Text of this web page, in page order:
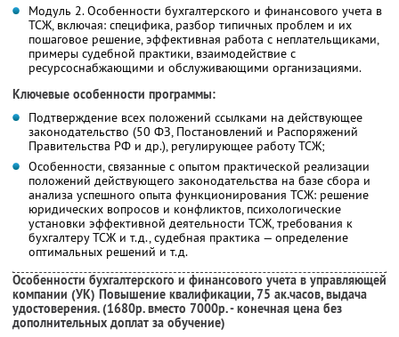
Модуль 2. Особенности бухгалтерского и финансового учета в
ТСЖ, включая: специфика, разбор типичных проблем и их
пошаговое решение, эффективная работа с неплательщиками,
примеры судебной практики, взаимодействие с
ресурсоснабжающими и обслуживающими организациями.
Ключевые особенности программы:
Подтверждение всех положений ссылками на действующее
законодательство (50 ФЗ, Постановлений и Распоряжений
Правительства РФ и др.), регулирующее работу ТСЖ;
Особенности, связанные с опытом практической реализации
положений действующего законодательства на базе сбора и
анализа успешного опыта функционирования ТСЖ: решение
юридических вопросов и конфликтов, психологические
установки эффективной деятельности ТСЖ, требования к
бухгалтеру ТСЖ и т.д., судебная практика — определение
оптимальных решений и т.д.
Особенности бухгалтерского и финансового учета в управляющей
компании (УК) Повышение квалификации, 75 ак.часов, выдача
удостоверения. (1680р. вместо 7000р. - конечная цена без
дополнительных доплат за обучение)